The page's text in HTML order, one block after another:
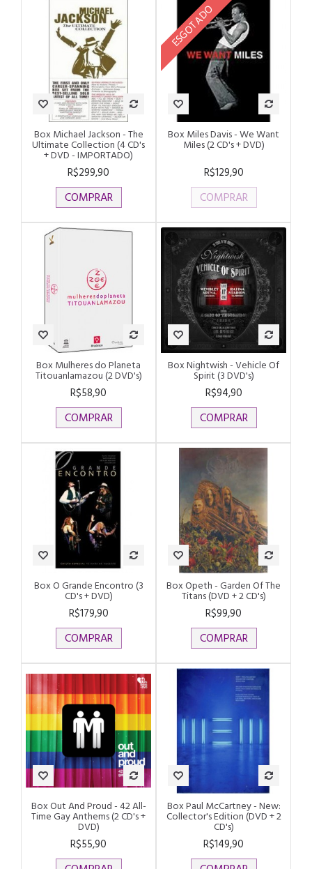
Box Michael Jackson - The
Ultimate Collection (4 CD's
+ DVD - IMPORTADO)
R$299,90
COMPRAR
ESGOTADO
Box Miles Davis - We Want
Miles (2 CD's + DVD)
R$129,90
COMPRAR
Box Mulheres do Planeta
Titouanlamazou (2 DVD's)
R$58,90
COMPRAR
Box Nightwish - Vehicle Of
Spirit (3 DVD's)
R$94,90
COMPRAR
Box O Grande Encontro (3
CD's + DVD)
R$179,90
COMPRAR
Box Opeth - Garden Of The
Titans (DVD + 2 CD's)
R$99,90
COMPRAR
Box Out And Proud - 42 All-
Time Gay Anthems (2 CD's +
DVD)
R$55,90
Box Paul McCartney - New:
Collector's Edition (DVD + 2
CD's)
R$149,90